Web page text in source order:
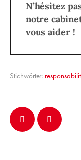
N’hésitez
notre
vous aider !
Stichwörter: